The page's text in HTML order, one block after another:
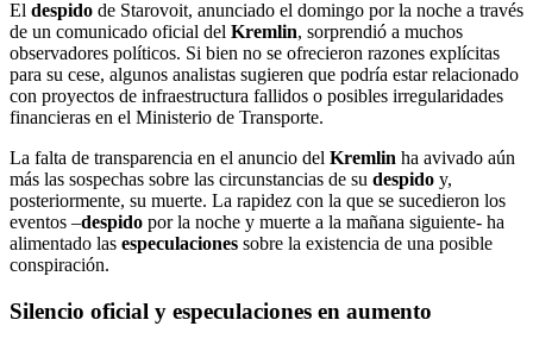
El despido de Starovoit, anunciado el domingo por la noche a través
de un comunicado oficial del Kremlin, sorprendió a muchos
observadores políticos. Si bien no se ofrecieron razones explícitas
para su cese, algunos analistas sugieren que podría estar relacionado
con proyectos de infraestructura fallidos o posibles irregularidades
financieras en el Ministerio de Transporte.
La falta de transparencia en el anuncio del Kremlin ha avivado aún
más las sospechas sobre las circunstancias de su despido y,
posteriormente, su muerte. La rapidez con la que se sucedieron los
eventos –despido por la noche y muerte a la mañana siguiente- ha
alimentado las especulaciones sobre la existencia de una posible
conspiración.
Silencio oficial y especulaciones en aumento